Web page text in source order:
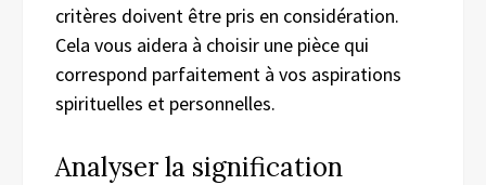
critères doivent être pris en considération.
Cela vous aidera à choisir une pièce qui
correspond parfaitement à vos aspirations
spirituelles et personnelles.
Analyser la signification